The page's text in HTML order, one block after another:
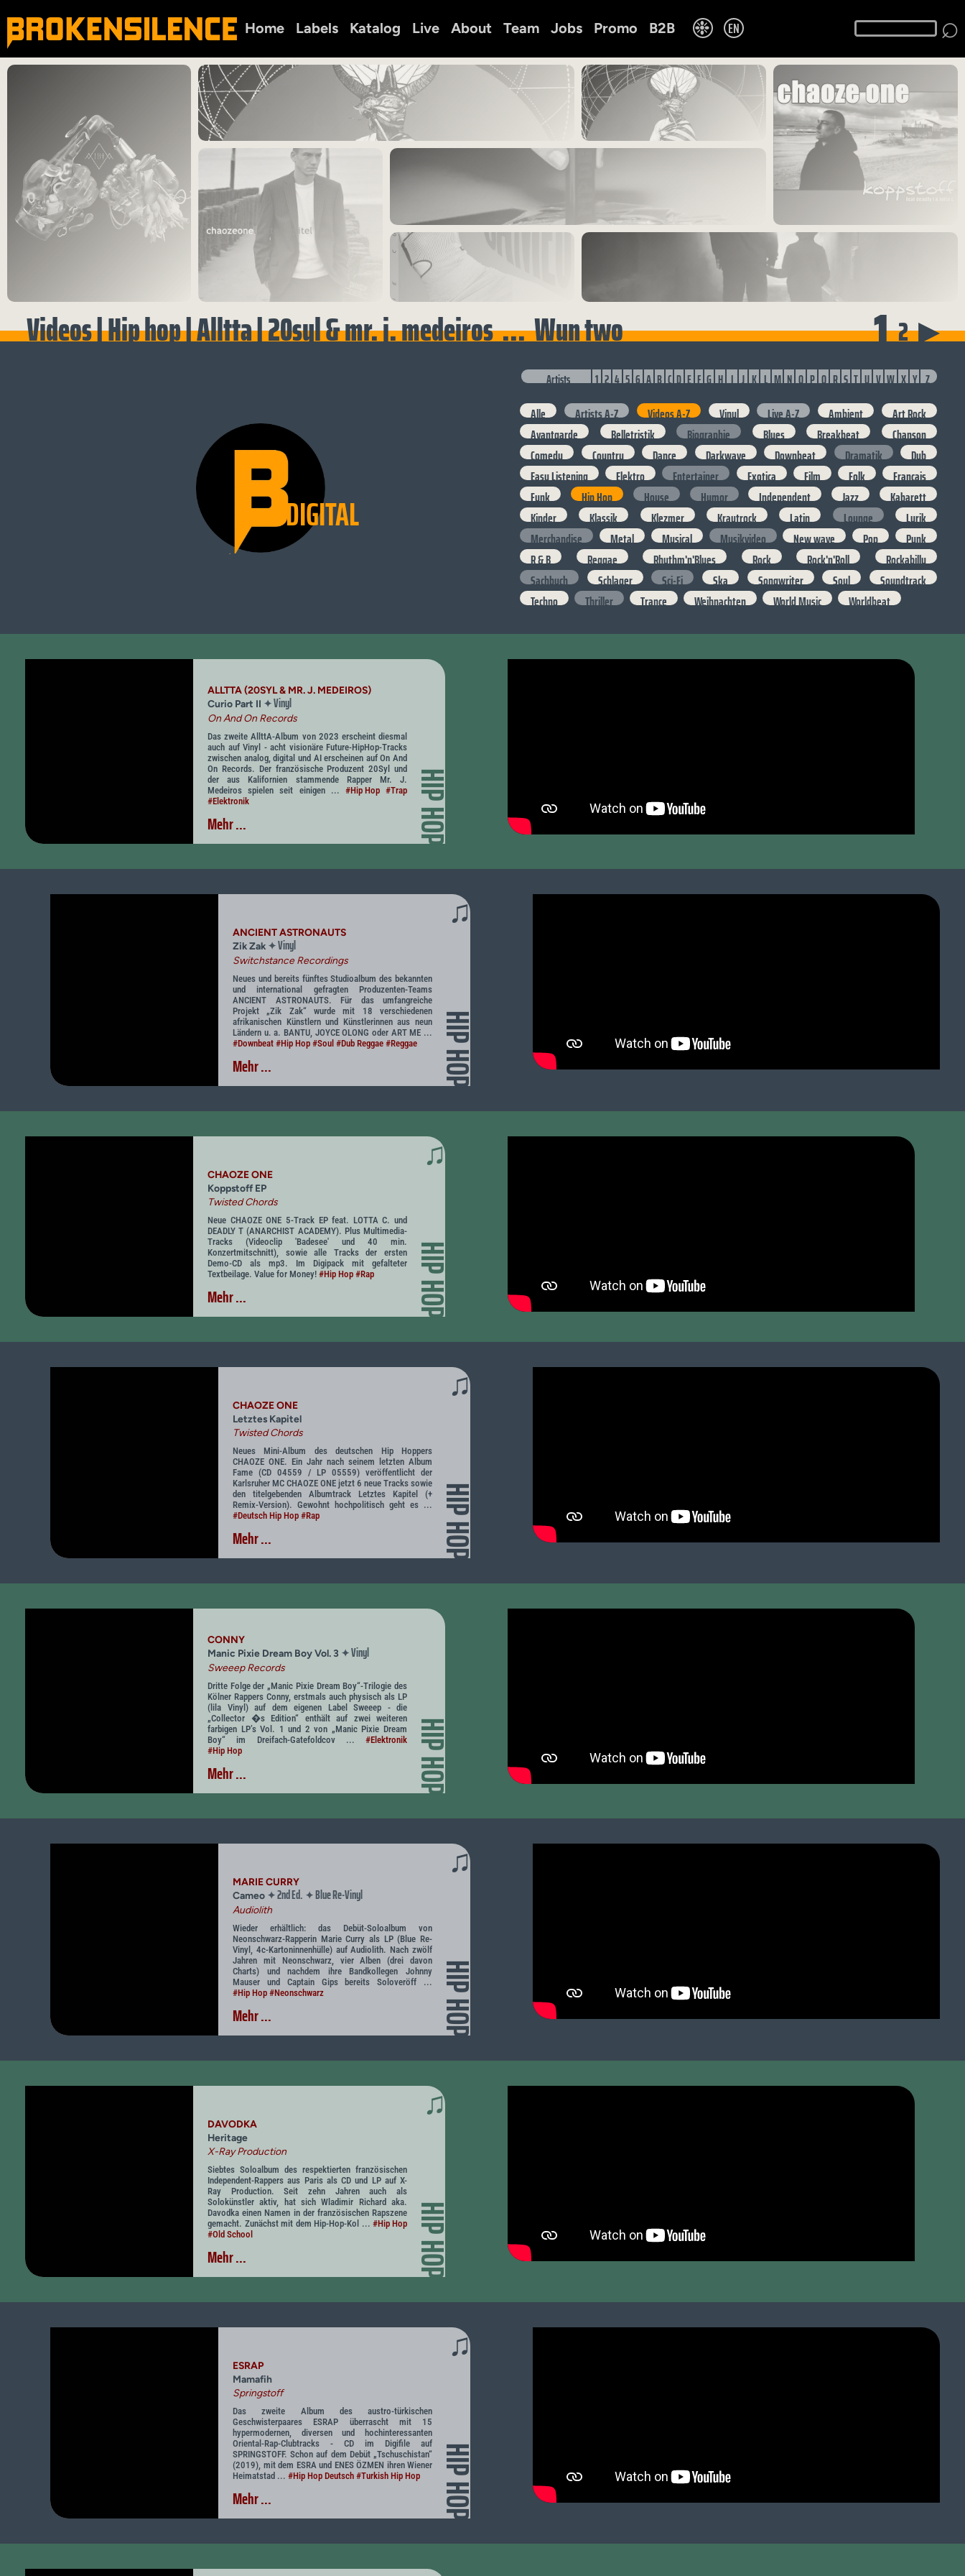
Home Labels Katalog Live About Team Jobs Promo B2B ❉ EN ⌕
Videos | Hip hop | Alltta | 20syl & mr. j. medeiros ... Wun two 1 2 ▶
DIGITAL
Artists 1 2 4 5 6 A B C D E F G H I J K L M N O P Q R S T U V W X Y Z
Alle Artists A-Z Videos A-Z Vinyl Live A-Z Ambient
Art Rock
Avantgarde
Belletristik Biographie Blues Breakbeat
Chanson
Comedy
Country Dance Darkwave Downbeat Dramatik
Dub
Easy Listening
Elektro Entertainer Exotica Film Folk
Francais
Funk
Hip Hop House Humor Independent Jazz
Kabarett
Kinder
Klassik Klezmer Krautrock Latin Lounge
Lyrik
Merchandise
Metal Musical Musikvideo New wave Pop
Punk
R & B
Reggae Rhythm'n'Blues Rock Rock'n'Roll
Rockabilly
Sachbuch
Schlager Sci-Fi Ska Songwriter Soul
Soundtrack
Techno
Thriller Trance Weihnachten World Music Worldbeat
HIP HOP
ALLTTA (20SYL & MR. J. MEDEIROS)
Curio Part II ✦Vinyl
On And On Records
Das zweite AllttA-Album von 2023 erscheint diesmal
auch auf Vinyl - acht visionäre Future-HipHop-Tracks
zwischen analog, digital und AI erscheinen auf On And
On Records. Der französische Produzent 20Syl und
der aus Kalifornien stammende Rapper Mr. J.
Medeiros spielen seit einigen ... #Hip Hop #Trap
#Elektronik
Mehr ...
♫
HIP HOP
ANCIENT ASTRONAUTS
Zik Zak ✦Vinyl
Switchstance Recordings
Neues und bereits fünftes Studioalbum des bekannten
und international gefragten Produzenten-Teams
ANCIENT ASTRONAUTS. Für das umfangreiche
Projekt „Zik Zak“ wurde mit 18 verschiedenen
afrikanischen Künstlern und Künstlerinnen aus neun
Ländern u. a. BANTU, JOYCE OLONG oder ART ME ...
#Downbeat #Hip Hop #Soul #Dub Reggae #Reggae
Mehr ...
♫
HIP HOP
CHAOZE ONE
Koppstoff EP
Twisted Chords
Neue CHAOZE ONE 5-Track EP feat. LOTTA C. und
DEADLY T (ANARCHIST ACADEMY). Plus Multimedia-
Tracks (Videoclip 'Badesee' und 40 min.
Konzertmitschnitt), sowie alle Tracks der ersten
Demo-CD als mp3. Im Digipack mit gefalteter
Textbeilage. Value for Money! #Hip Hop #Rap
Mehr ...
♫
HIP HOP
CHAOZE ONE
Letztes Kapitel
Twisted Chords
Neues Mini-Album des deutschen Hip Hoppers
CHAOZE ONE. Ein Jahr nach seinem letzten Album
Fame (CD 04559 / LP 05559) veröffentlicht der
Karlsruher MC CHAOZE ONE jetzt 6 neue Tracks sowie
den titelgebenden Albumtrack Letztes Kapitel (+
Remix-Version). Gewohnt hochpolitisch geht es ...
#Deutsch Hip Hop #Rap
Mehr ...
HIP HOP
CONNY
Manic Pixie Dream Boy Vol. 3 ✦Vinyl
Sweeep Records
Dritte Folge der „Manic Pixie Dream Boy“-Trilogie des
Kölner Rappers Conny, erstmals auch physisch als LP
(lila Vinyl) auf dem eigenen Label Sweeep - die
„Collector �s Edition“ enthält auf zwei weiteren
farbigen LP’s Vol. 1 und 2 von „Manic Pixie Dream
Boy“ im Dreifach-Gatefoldcov ... #Elektronik
#Hip Hop
Mehr ...
♫
HIP HOP
MARIE CURRY
Cameo ✦2nd Ed. ✦Blue Re-Vinyl
Audiolith
Wieder erhältlich: das Debüt-Soloalbum von
Neonschwarz-Rapperin Marie Curry als LP (Blue Re-
Vinyl, 4c-Kartoninnenhülle) auf Audiolith. Nach zwölf
Jahren mit Neonschwarz, vier Alben (drei davon
Charts) und nachdem ihre Bandkollegen Johnny
Mauser und Captain Gips bereits Soloveröff ...
#Hip Hop #Neonschwarz
Mehr ...
♫
HIP HOP
DAVODKA
Heritage
X-Ray Production
Siebtes Soloalbum des respektierten französischen
Independent-Rappers aus Paris als CD und LP auf X-
Ray Production. Seit zehn Jahren auch als
Solokünstler aktiv, hat sich Wladimir Richard aka.
Davodka einen Namen in der französischen Rapszene
gemacht. Zunächst mit dem Hip-Hop-Kol ... #Hip Hop
#Old School
Mehr ...
♫
HIP HOP
ESRAP
Mamafih
Springstoff
Das zweite Album des austro-türkischen
Geschwisterpaares ESRAP überrascht mit 15
hypermodernen, diversen und hochinteressanten
Oriental-Rap-Clubtracks - CD im Digifile auf
SPRINGSTOFF. Schon auf dem Debüt „Tschuschistan“
(2019), mit dem ESRA und ENES ÖZMEN ihren Wiener
Heimatstad ... #Hip Hop Deutsch #Turkish Hip Hop
Mehr ...